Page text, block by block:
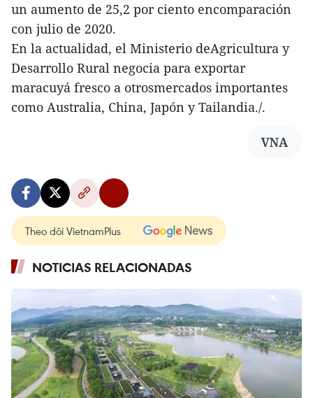
un aumento de 25,2 por ciento encomparación
con julio de 2020.
En la actualidad, el Ministerio deAgricultura y
Desarrollo Rural negocia para exportar
maracuyá fresco a otrosmercados importantes
como Australia, China, Japón y Tailandia./.
VNA
Theo dõi VietnamPlus
NOTICIAS RELACIONADAS